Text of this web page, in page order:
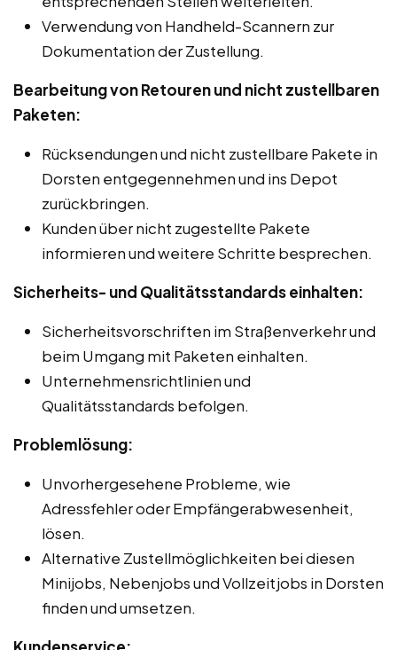
Verwendung von Handheld-Scannern zur
Dokumentation der Zustellung.
Bearbeitung von Retouren und nicht zustellbaren
Paketen:
Rücksendungen und nicht zustellbare Pakete in
Dorsten entgegennehmen und ins Depot
zurückbringen.
Kunden über nicht zugestellte Pakete
informieren und weitere Schritte besprechen.
Sicherheits- und Qualitätsstandards einhalten:
Sicherheitsvorschriften im Straßenverkehr und
beim Umgang mit Paketen einhalten.
Unternehmensrichtlinien und
Qualitätsstandards befolgen.
Problemlösung:
Unvorhergesehene Probleme, wie
Adressfehler oder Empfängerabwesenheit,
lösen.
Alternative Zustellmöglichkeiten bei diesen
Minijobs, Nebenjobs und Vollzeitjobs in Dorsten
finden und umsetzen.